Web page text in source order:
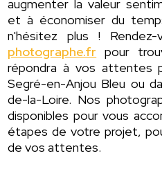
augmenter la valeur
et à économiser du
n'hésitez plus ! Rendez-
photographe.fr pour
répondra à vos attentes
Segré-en-Anjou Bleu ou
de-la-Loire. Nos
disponibles pour vous
étapes de votre projet,
de vos attentes.